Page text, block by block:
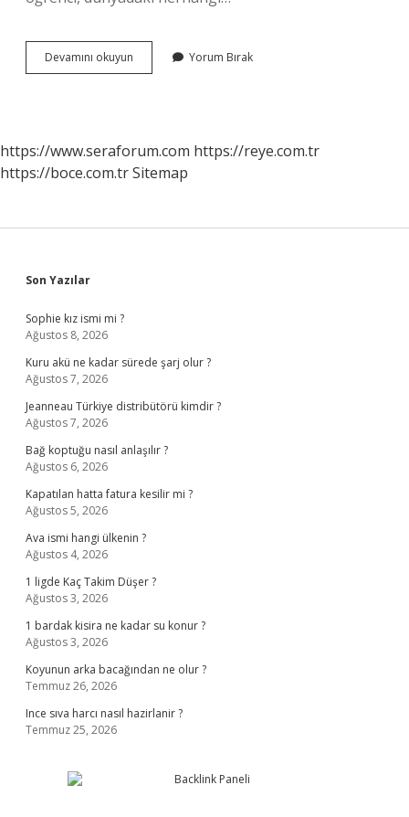
Devamını okuyun
Seviyesi
Yorum Bırak
https://www.seraforum.com https://reye.com.tr
https://boce.com.trSitemap
Sidebar
Son Yazılar
Sophie kız ismi mi ?
Ağustos 8, 2026
Kuru akü ne kadar sürede şarj olur ?
Ağustos 7, 2026
Jeanneau Türkiye distribütörü kimdir ?
Ağustos 7, 2026
Bağ koptuğu nasıl anlaşılır ?
Ağustos 6, 2026
Kapatılan hatta fatura kesilir mi ?
Ağustos 5, 2026
Ava ismi hangi ülkenin ?
Ağustos 4, 2026
1 ligde Kaç Takim Düşer ?
Ağustos 3, 2026
1 bardak kisira ne kadar su konur ?
Ağustos 3, 2026
Koyunun arka bacağından ne olur ?
Temmuz 26, 2026
Ince sıva harcı nasıl hazirlanir ?
Temmuz 25, 2026